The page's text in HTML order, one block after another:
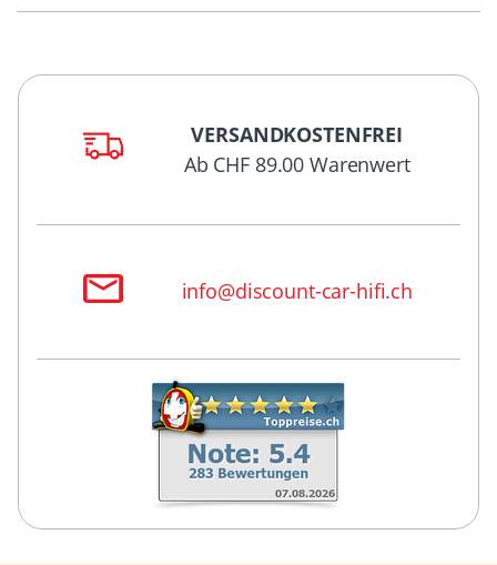
VERSANDKOSTENFREI
Ab CHF 89.00 Warenwert
info@discount-car-hifi.ch